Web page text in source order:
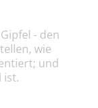
- den
wie
und
ist.